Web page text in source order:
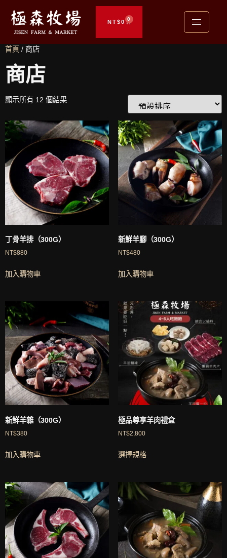
NT$0 0
首頁 / 商店
商店
顯示所有 12 個結果
丁骨羊排（300G）
NT$880
加入購物車
新鮮羊腳（300G）
NT$480
加入購物車
新鮮羊雜（300G）
NT$380
加入購物車
極品尊享羊肉禮盒
NT$2,800
選擇規格